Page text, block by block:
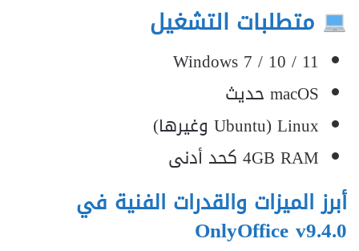
متطلبات التشغيل
Windows 7 / 10 / 11
macOS حديث
Linux (Ubuntu وغيرها)
4GB RAM كحد أدنى
أبرز الميزات والقدرات الفنية في
OnlyOffice v9.4.0